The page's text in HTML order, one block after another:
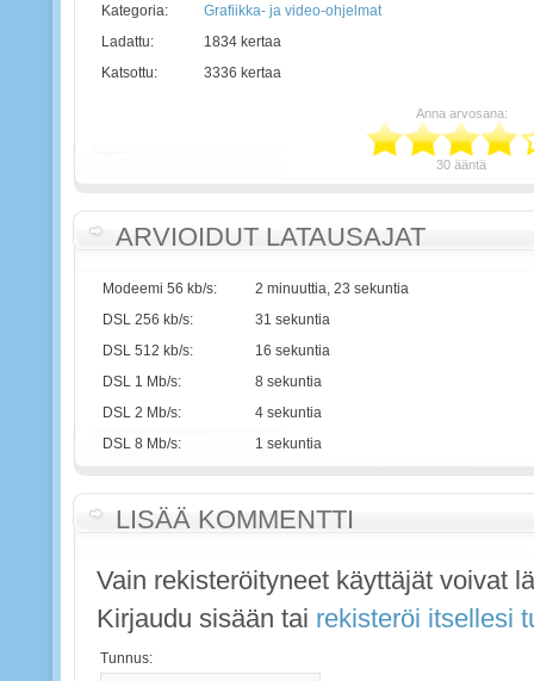
Kategoria:
Grafiikka- ja video-ohjelmat
Ladattu:
1834 kertaa
Katsottu:
3336 kertaa
Anna arvosana:
30 ääntä
ARVIOIDUT LATAUSAJAT
Modeemi 56 kb/s:
2 minuuttia, 23 sekuntia
DSL 256 kb/s:
31 sekuntia
DSL 512 kb/s:
16 sekuntia
DSL 1 Mb/s:
8 sekuntia
DSL 2 Mb/s:
4 sekuntia
DSL 8 Mb/s:
1 sekuntia
LISÄÄ KOMMENTTI
Vain rekisteröityneet käyttäjät voivat
Kirjaudu sisään tai rekisteröi itsellesi
Tunnus: